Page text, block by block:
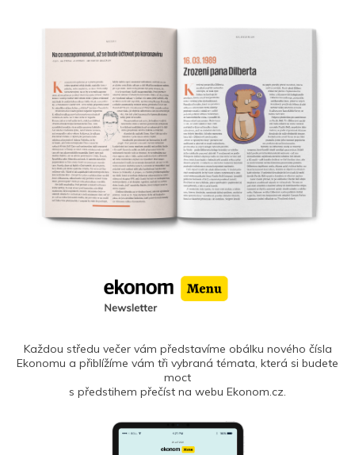
Každou středu večer vám představíme obálku nového čísla
Ekonomu a přiblížíme vám tři vybraná témata, která si budete
moct
s předstihem přečíst na webu Ekonom.cz.